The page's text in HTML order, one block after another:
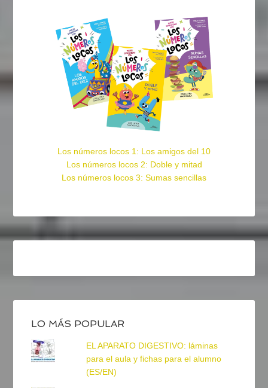
Los números locos 1: Los amigos del 10
Los números locos 2: Doble y mitad
Los números locos 3: Sumas sencillas
LO MÁS POPULAR
EL APARATO DIGESTIVO: láminas
para el aula y fichas para el alumno
(ES/EN)